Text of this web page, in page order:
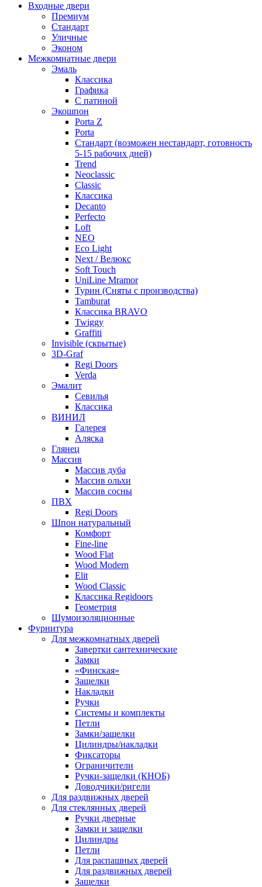
Входные двери
Премиум
Стандарт
Уличные
Эконом
Межкомнатные двери
Эмаль
Классика
Графика
С патиной
Экошпон
Porta Z
Porta
Стандарт (возможен нестандарт, готовность
5-15 рабочих дней)
Trend
Neoclassic
Classic
Классика
Decanto
Perfecto
Loft
NEO
Eco Light
Next / Велюкс
Soft Touch
UniLine Mramor
Турин (Сняты с производства)
Tamburat
Классика BRAVO
Twiggy
Graffiti
Invisible (скрытые)
3D-Graf
Regi Doors
Verda
Эмалит
Севилья
Классика
ВИНИЛ
Галерея
Аляска
Глянец
Массив
Массив дуба
Массив ольхи
Массив сосны
ПВХ
Regi Doors
Шпон натуральный
Комфорт
Fine-line
Wood Flat
Wood Modern
Elit
Wood Classic
Классика Regidoors
Геометрия
Шумоизоляционные
Фурнитура
Для межкомнатных дверей
Завертки сантехнические
Замки
«Финская»
Защелки
Накладки
Ручки
Системы и комплекты
Петли
Замки/защелки
Цилиндры/накладки
Фиксаторы
Ограничители
Ручки-защелки (КНОБ)
Доводчики/ригели
Для раздвижных дверей
Для стеклянных дверей
Ручки дверные
Замки и защелки
Цилиндры
Петли
Для распашных дверей
Для раздвижных дверей
Защелки